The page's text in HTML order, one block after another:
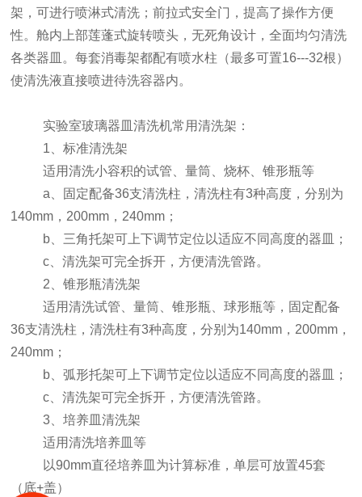
架，可进行喷淋式清洗；前拉式安全门，提高了操作方便
性。舱内上部莲蓬式旋转喷头，无死角设计，全面均匀清洗
各类器皿。每套消毒架都配有喷水柱（最多可置16---32根）
使清洗液直接喷进待洗容器内。
实验室玻璃器皿清洗机常用清洗架：
1、标准清洗架
适用清洗小容积的试管、量筒、烧杯、锥形瓶等
a、固定配备36支清洗柱，清洗柱有3种高度，分别为
140mm，200mm，240mm；
b、三角托架可上下调节定位以适应不同高度的器皿；
c、清洗架可完全拆开，方便清洗管路。
2、锥形瓶清洗架
适用清洗试管、量筒、锥形瓶、球形瓶等，固定配备
36支清洗柱，清洗柱有3种高度，分别为140mm，200mm，
240mm；
b、弧形托架可上下调节定位以适应不同高度的器皿；
c、清洗架可完全拆开，方便清洗管路。
3、培养皿清洗架
适用清洗培养皿等
以90mm直径培养皿为计算标准，单层可放置45套
（底+盖）